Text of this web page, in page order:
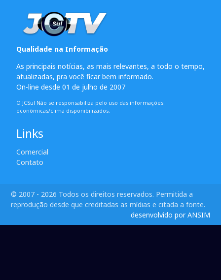
Qualidade na Informação
As principais notícias, as mais relevantes, a todo o tempo,
atualizadas, pra você ficar bem informado.
On-line desde 01 de julho de 2007
O JCSul Não se responsabiliza pelo uso das informações
econômicas/clima disponibilizados.
Links
Comercial
Contato
© 2007 - 2026 Todos os direitos reservados. Permitida a
reprodução desde que creditadas as mídias e citada a fonte.
desenvolvido por ANSIM